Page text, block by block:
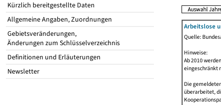
Kürzlich bereitgestellte Daten
Allgemeine Angaben, Zuordnungen
Gebietsveränderungen,
Änderungen zum Schlüsselverzeichnis
Definitionen und Erläuterungen
Newsletter
Arbeitslose
Quelle:
Hinweise:
Ab 2010
eingeschränkt
Die
überarbeitet,